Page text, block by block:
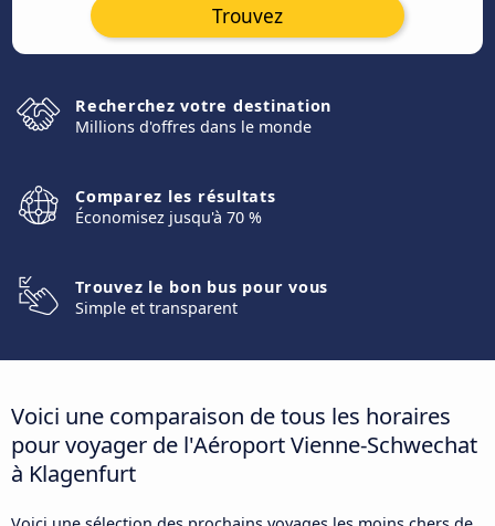
Trouvez
Recherchez votre destination
Millions d'offres dans le monde
Comparez les résultats
Économisez jusqu'à 70 %
Trouvez le bon bus pour vous
Simple et transparent
Voici une comparaison de tous les horaires
pour voyager de l'Aéroport Vienne-Schwechat
à Klagenfurt